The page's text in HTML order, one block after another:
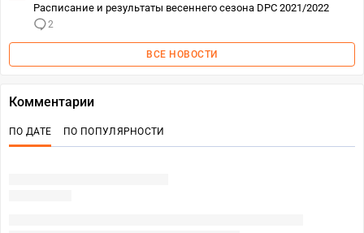
Расписание и результаты весеннего сезона DPC 2021/2022
2
ВСЕ НОВОСТИ
Комментарии
ПО ДАТЕ ПО ПОПУЛЯРНОСТИ